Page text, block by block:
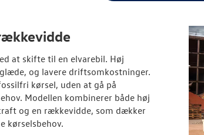
at skifte til en elvarebil. Høj
og lavere driftsomkostninger.
kørsel, uden at gå på
Modellen kombinerer både høj
og en rækkevidde, som dækker
kørselsbehov.